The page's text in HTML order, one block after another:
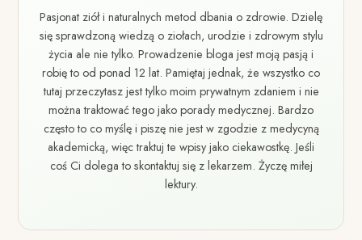
Pasjonat ziół i naturalnych metod dbania o zdrowie. Dzielę
się sprawdzoną wiedzą o ziołach, urodzie i zdrowym stylu
życia ale nie tylko. Prowadzenie bloga jest moją pasją i
robię to od ponad 12 lat. Pamiętaj jednak, że wszystko co
tutaj przeczytasz jest tylko moim prywatnym zdaniem i nie
można traktować tego jako porady medycznej. Bardzo
często to co myślę i piszę nie jest w zgodzie z medycyną
akademicką, więc traktuj te wpisy jako ciekawostkę. Jeśli
coś Ci dolega to skontaktuj się z lekarzem. Życzę miłej
lektury.